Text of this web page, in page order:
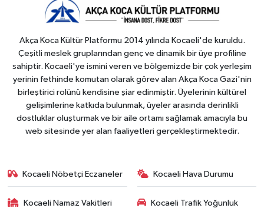
Akça Koca Kültür Platformu 2014 yılında Kocaeli'de kuruldu.
Çeşitli meslek gruplarından genç ve dinamik bir üye profiline
sahiptir. Kocaeli'ye ismini veren ve bölgemizde bir çok yerleşim
yerinin fethinde komutan olarak görev alan Akça Koca Gazi'nin
birleştirici rolünü kendisine şiar edinmiştir. Üyelerinin kültürel
gelişimlerine katkıda bulunmak, üyeler arasında derinlikli
dostluklar oluşturmak ve bir aile ortamı sağlamak amacıyla bu
web sitesinde yer alan faaliyetleri gerçekleştirmektedir.
Kocaeli Nöbetçi Eczaneler Kocaeli Hava Durumu
Kocaeli Namaz Vakitleri
Kocaeli Trafik Yoğunluk